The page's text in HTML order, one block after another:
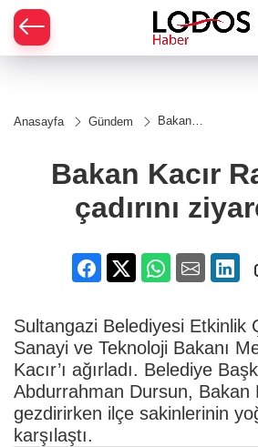
Anasayfa Gündem
Bakan
çadırını
ziyaret
Bakan Kacır
çadırını
Sultangazi Belediyesi Etkinlik
Sanayi ve Teknoloji Bakanı
Kacır’ı ağırladı. Belediye
Abdurrahman Dursun, Bakan
gezdirirken ilçe sakinlerinin
karşılaştı.